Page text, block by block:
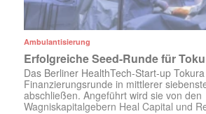
Ambulantisierung
Erfolgreiche Seed-Runde für
Das Berliner HealthTech-Start-up
Finanzierungsrunde in mittlerer
abschließen. Angeführt wird sie von den
Wagniskapitalgebern Heal Capital und